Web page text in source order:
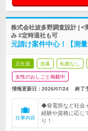
株式会社波多野調査設計 | <
み #定時退社も可
元請け案件中心！【測
正社員 急募 転勤なし
女性のおしごと掲載中
情報更新日：2026/07/24 終了
仕事内容
◆発電所など社会
経験や資格に応じ
り！